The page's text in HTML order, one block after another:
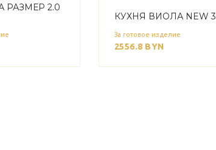
РАЗМЕР 2.0
КУХНЯ ВИОЛА NEW 3
За готовое изделие
2556.8 BYN